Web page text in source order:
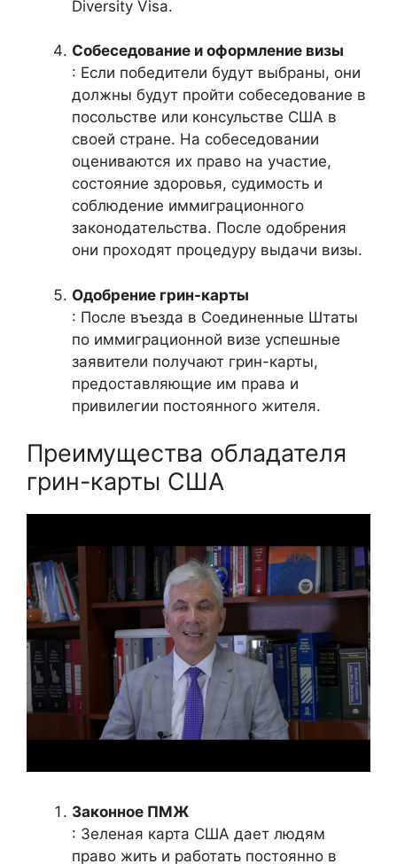
Diversity Visa.
Собеседование и оформление визы
: Если победители будут выбраны, они
должны будут пройти собеседование в
посольстве или консульстве США в
своей стране. На собеседовании
оцениваются их право на участие,
состояние здоровья, судимость и
соблюдение иммиграционного
законодательства. После одобрения
они проходят процедуру выдачи визы.
Одобрение грин-карты
: После въезда в Соединенные Штаты
по иммиграционной визе успешные
заявители получают грин-карты,
предоставляющие им права и
привилегии постоянного жителя.
Преимущества обладателя
грин-карты США
Законное ПМЖ
: Зеленая карта США дает людям
право жить и работать постоянно в